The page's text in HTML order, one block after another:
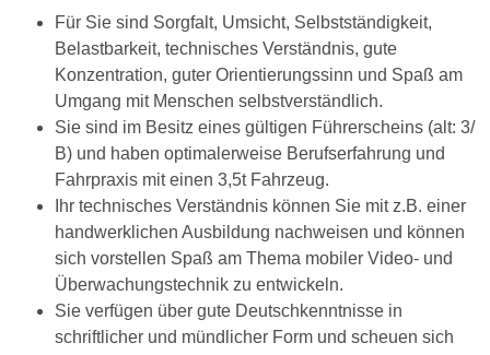
Für Sie sind Sorgfalt, Umsicht, Selbstständigkeit,
Belastbarkeit, technisches Verständnis, gute
Konzentration, guter Orientierungssinn und Spaß am
Umgang mit Menschen selbstverständlich.
Sie sind im Besitz eines gültigen Führerscheins (alt: 3/
B) und haben optimalerweise Berufserfahrung und
Fahrpraxis mit einen 3,5t Fahrzeug.
Ihr technisches Verständnis können Sie mit z.B. einer
handwerklichen Ausbildung nachweisen und können
sich vorstellen Spaß am Thema mobiler Video- und
Überwachungstechnik zu entwickeln.
Sie verfügen über gute Deutschkenntnisse in
schriftlicher und mündlicher Form und scheuen sich